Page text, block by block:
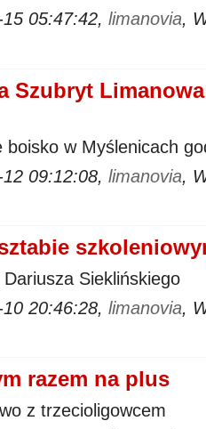
05:47:42, limanovia,
Szubryt
boisko w Myślenicach
09:12:08, limanovia,
Sieklińskiego
20:46:28, limanovia,
razem na plus
z trzecioligowcem